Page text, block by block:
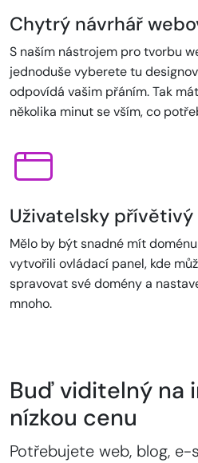
Chytrý návrhář
S naším nástrojem pro tvorbu
jednoduše vyberete tu
odpovídá vašim přáním. Tak
několika minut se vším, co
Uživatelsky
Mělo by být snadné mít
vytvořili ovládací panel, kde
spravovat své domény a
mnoho.
Buď viditelný na
nízkou cenu
Potřebujete web, blog,